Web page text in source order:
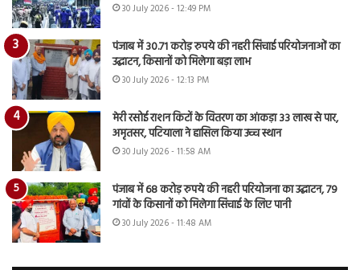
30 July 2026 - 12:49 PM
पंजाब में 30.71 करोड़ रुपये की नहरी सिंचाई परियोजनाओं का
उद्घाटन, किसानों को मिलेगा बड़ा लाभ
30 July 2026 - 12:13 PM
मेरी रसोई राशन किटों के वितरण का आंकड़ा 33 लाख से पार,
अमृतसर, पटियाला ने हासिल किया उच्च स्थान
30 July 2026 - 11:58 AM
पंजाब में 68 करोड़ रुपये की नहरी परियोजना का उद्घाटन, 79
गांवों के किसानों को मिलेगा सिंचाई के लिए पानी
30 July 2026 - 11:48 AM